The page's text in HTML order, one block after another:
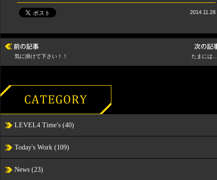
2014.11.28
気に掛けて下さい！！ たまには
LEVEL4 Time's (40)
Today's Work (109)
News (23)